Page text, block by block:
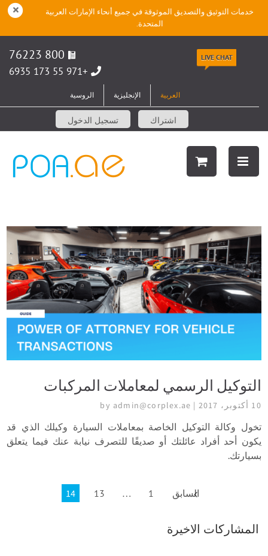
خدمات التوثيق والتصديق الموثوقة في جميع أنحاء الإمارات العربية
المتحدة.
+971 55 173 6935
LIVE CHAT
العربية الإنجليزية الروسية
اشتراك تسجيل الدخول
التوكيل الرسمي لمعاملات المركبات
10 أكتوبر، 2017 | by admin@corplex.ae
تخول وكالة التوكيل الخاصة بمعاملات السيارة وكيلك الذي قد
يكون أحد أفراد عائلتك أو صديقًا للتصرف نيابة عنك فيما يتعلق
بسيارتك.
السابق 1
…
13
14
المشاركات الاخيرة